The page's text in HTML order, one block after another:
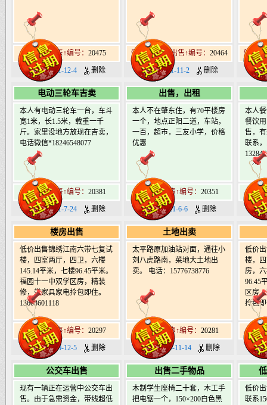
肇东市出售↑编号： 20475
日期：2021-12-4 删除
肇东北9道街出售↑编号： 20464
日期：2021-11-2 删除
肇东南
日期
电动三轮车吉卖
本人有电动三轮车一台，车斗
宽1米，长1.5米，载重一千
斤。家里没地方放现在吉卖，
电话微信*18246548077
肇东市出售↑编号： 20381
日期：2021-7-24 删除
出售，出租
本人不在肇东住，有70平楼房
一个，地点正阳二道，车站，
一百，超市，三友小学，价格
优惠
肇东市出售↑编号： 20351
日期：2021-6-6 删除
本人
餐饮
售，
联系
肇
日
楼房出售
低价出售锦绣江南六带七复试
楼，四室两厅，四卫，六楼
145.14平米，七楼96.45平米。
福园十一中双学区房，精装
修，带家具家电拎包即住。
13603601118
肇东市出售↑编号： 20297
日期：2020-12-5 删除
土地出卖
太平路原加油站对面，通往小
刘八虎路南，菜地大土地出
卖。 电话：15776738776
肇东市出售↑编号： 20281
日期：2020-11-14 删除
低价
楼，
房，
96.45
区房
拎包
肇
日
公交车出售
现有一辆正在运营中公交车出
售。由于急需资金，带线超低
出售二手物品
木制学生座椅二十套，木工手
把电锯一个，150×200白色黑
低价
联系